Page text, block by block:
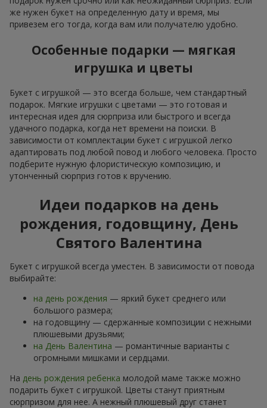
же нужен букет на определенную дату и время, мы
привезем его тогда, когда вам или получателю удобно.
Особенные подарки — мягкая
игрушка и цветы
Букет с игрушкой — это всегда больше, чем стандартный
подарок. Мягкие игрушки с цветами — это готовая и
интересная идея для сюрприза или быстрого и всегда
удачного подарка, когда нет времени на поиски. В
зависимости от комплектации букет с игрушкой легко
адаптировать под любой повод и любого человека. Просто
подберите нужную флористическую композицию, и
утонченный сюрприз готов к вручению.
Идеи подарков на день
рождения, годовщину, День
Святого Валентина
Букет с игрушкой всегда уместен. В зависимости от повода
выбирайте:
на день рождения — яркий букет среднего или
большого размера;
на годовщину — сдержанные композиции с нежными
плюшевыми друзьями;
на День Валентина — романтичные варианты с
огромными мишками и сердцами.
На день рождения ребенка молодой маме также можно
подарить букет с игрушкой. Цветы станут приятным
сюрпризом для нее. А нежный плюшевый друг станет